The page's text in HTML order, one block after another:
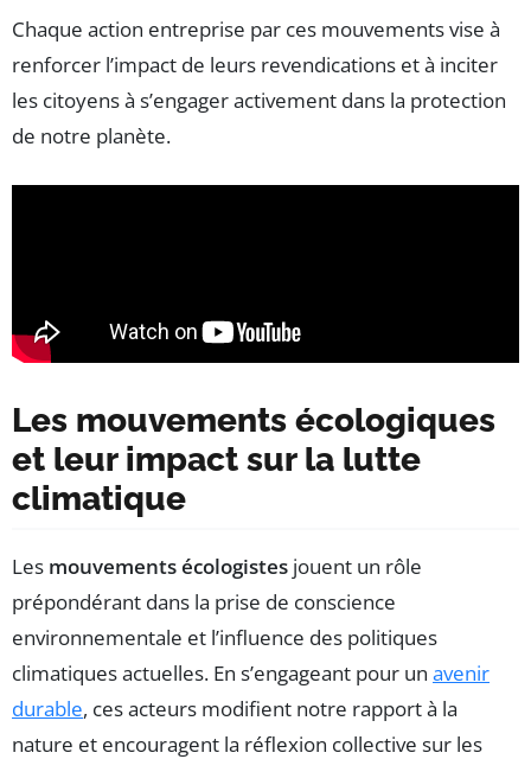
Chaque action entreprise par ces mouvements vise à
renforcer l’impact de leurs revendications et à inciter
les citoyens à s’engager activement dans la protection
de notre planète.
Les mouvements écologiques
et leur impact sur la lutte
climatique
Les mouvements écologistes jouent un rôle
prépondérant dans la prise de conscience
environnementale et l’influence des politiques
climatiques actuelles. En s’engageant pour un avenir
durable, ces acteurs modifient notre rapport à la
nature et encouragent la réflexion collective sur les